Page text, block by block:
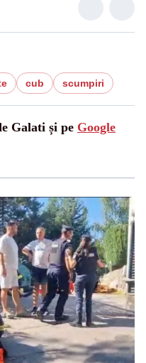
cub scumpiri
Galati și pe Google